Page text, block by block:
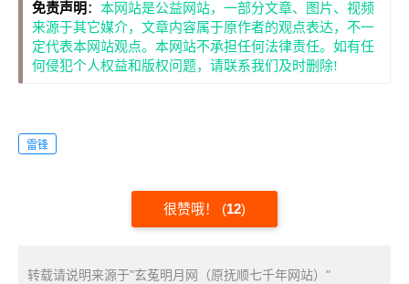
免责声明 ： 本网站是公益网站，一部分文章、图片、视频
来源于其它媒介，文章内容属于原作者的观点表达，不一
定代表本网站观点。本网站不承担任何法律责任。如有任
何侵犯个人权益和版权问题，请联系我们及时删除!
雷锋
很赞哦！ (12)
转载请说明来源于"玄菟明月网（原抚顺七千年网站）"